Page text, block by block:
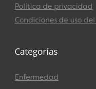
Política de privacidad
Condiciones de uso
Categorías
Enfermedad